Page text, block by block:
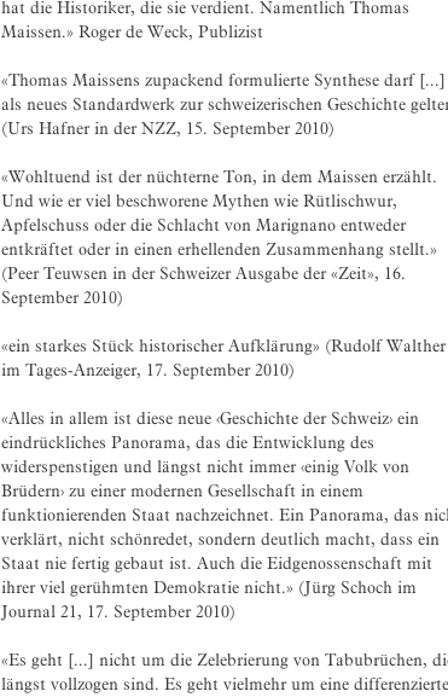
hat die Historiker, die sie verdient. Namentlich Thomas
Maissen.» Roger de Weck, Publizist
«Thomas Maissens zupackend formulierte Synthese darf [...]
als neues Standardwerk zur schweizerischen Geschichte
(Urs Hafner in der NZZ, 15. September 2010)
«Wohltuend ist der nüchterne Ton, in dem Maissen erzählt.
Und wie er viel beschworene Mythen wie Rütlischwur,
Apfelschuss oder die Schlacht von Marignano entweder
entkräftet oder in einen erhellenden Zusammenhang stellt.»
(Peer Teuwsen in der Schweizer Ausgabe der «Zeit», 16.
September 2010)
«ein starkes Stück historischer Aufklärung» (Rudolf Walther
im Tages-Anzeiger, 17. September 2010)
«Alles in allem ist diese neue ‹Geschichte der Schweiz› ein
eindrückliches Panorama, das die Entwicklung des
widerspenstigen und längst nicht immer ‹einig Volk von
Brüdern› zu einer modernen Gesellschaft in einem
funktionierenden Staat nachzeichnet. Ein Panorama, das
verklärt, nicht schönredet, sondern deutlich macht, dass ein
Staat nie fertig gebaut ist. Auch die Eidgenossenschaft mit
ihrer viel gerühmten Demokratie nicht.» (Jürg Schoch im
Journal 21, 17. September 2010)
«Es geht [...] nicht um die Zelebrierung von Tabubrüchen,
längst vollzogen sind. Es geht vielmehr um eine differenzierte